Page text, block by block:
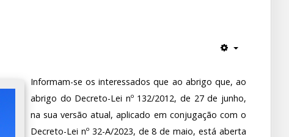
Informam-se os interessados que ao abrigo que, ao
abrigo do Decreto-Lei nº 132/2012, de 27 de junho,
na sua versão atual, aplicado em conjugação com o
Decreto-Lei nº 32-A/2023, de 8 de maio, está aberta